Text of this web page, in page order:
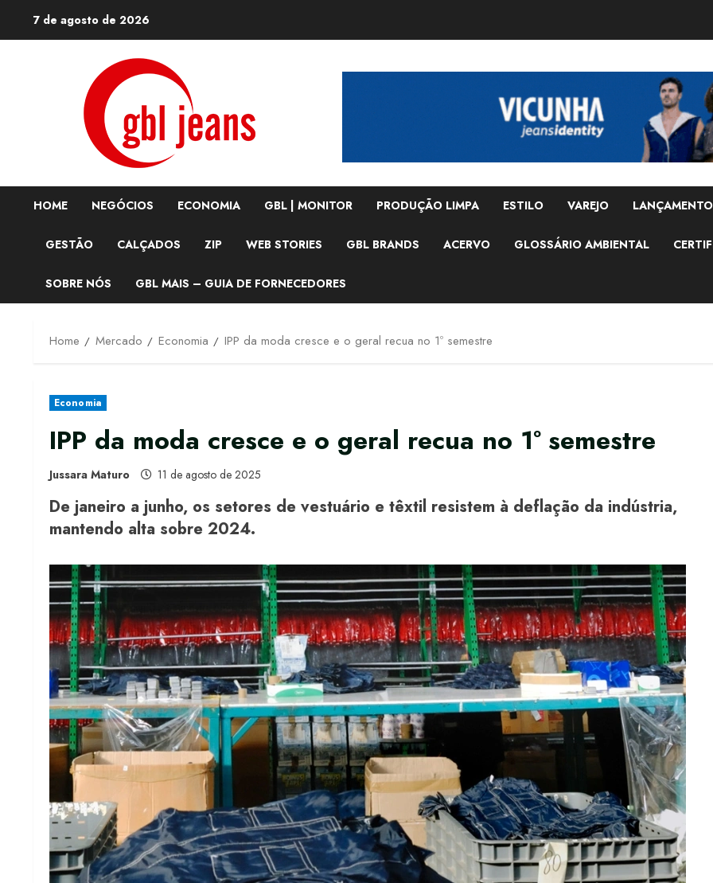
7 de agosto de 2026
HOME NEGÓCIOS ECONOMIA GBL | MONITOR PRODUÇÃO LIMPA ESTILO VAREJO
GESTÃO CALÇADOS ZIP WEB STORIES GBL BRANDS ACERVO GLOSSÁRIO AMBIENTAL
SOBRE NÓS GBL MAIS – GUIA DE FORNECEDORES
Home Mercado Economia IPP da moda cresce e o geral recua no 1º semestre
Economia
IPP da moda cresce e o geral recua no 1º semestre
Jussara Maturo 11 de agosto de 2025
De janeiro a junho, os setores de vestuário e têxtil resistem à deflação da indústria,
mantendo alta sobre 2024.